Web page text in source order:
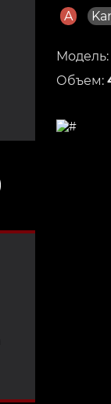
A
Модель:
Объем: